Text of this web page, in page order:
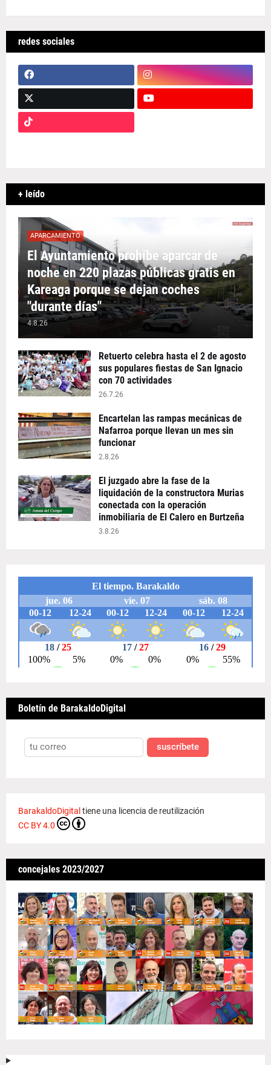
redes sociales
+ leído
APARCAMIENTO
El Ayuntamiento prohíbe aparcar de
noche en 220 plazas públicas gratis en
Kareaga porque se dejan coches
"durante días"
4.8.26
Retuerto celebra hasta el 2 de agosto
sus populares fiestas de San Ignacio
con 70 actividades
26.7.26
Encartelan las rampas mecánicas de
Nafarroa porque llevan un mes sin
funcionar
2.8.26
El juzgado abre la fase de la
liquidación de la constructora Murias
conectada con la operación
inmobiliaria de El Calero en Burtzeña
3.8.26
Boletín de BarakaldoDigital
suscríbete
BarakaldoDigital tiene una licencia de reutilización
CC BY 4.0
concejales 2023/2027